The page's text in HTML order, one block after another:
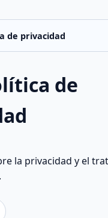
de privacidad
de
la privacidad y el